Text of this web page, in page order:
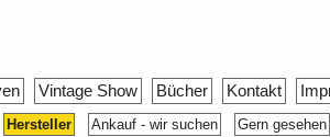
Vintage Show Bücher Kontakt
Hersteller Ankauf - wir suchen Gern gesehen